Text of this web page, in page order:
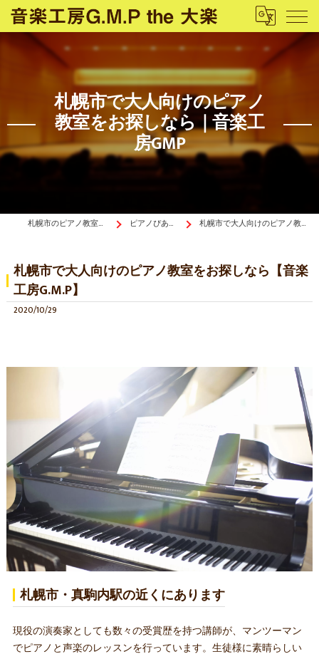
札幌市で大人向けのピアノ
教室をお探しなら｜音楽工
房GMP
札幌市のピアノ教室は音楽工房G.M.P the 大楽 ピアノぴあ〜の《ブログ》 札幌市で大人向けのピアノ教室をお探しなら【音楽工房G.M.P】
札幌市で大人向けのピアノ教室をお探しなら【音楽
工房G.M.P】
2020/10/29
札幌市・真駒内駅の近くにあります
現役の演奏家としても数々の受賞歴を持つ講師が、マンツーマン
でピアノと声楽のレッスンを行っています。生徒様に素晴らしい